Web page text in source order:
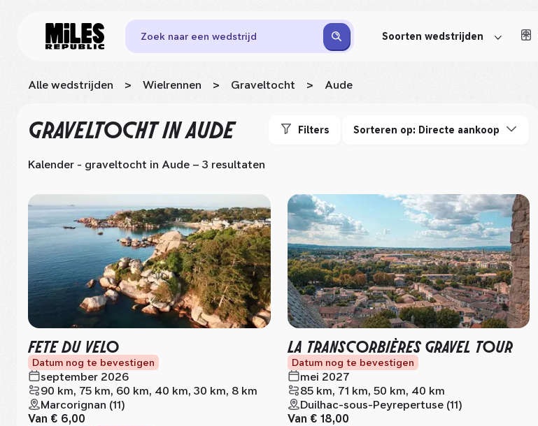
Zoek naar een wedstrijd Soorten wedstrijden
Alle wedstrijden > Wielrennen > Graveltocht > Aude
GRAVELTOCHTIN AUDE Filters Sorteren op: Directe aankoop
Kalender - graveltocht in Aude – 3 resultaten
FETE DU VELO
Datum nog te bevestigen
september 2026
90 km, 75 km, 60 km, 40 km, 30 km, 8 km
Marcorignan (11)
Van € 6,00
LA TRANSCORBIÈRES GRAVEL TOUR
Datum nog te bevestigen
mei 2027
85 km, 71 km, 50 km, 40 km
Duilhac-sous-Peyrepertuse (11)
Van € 18,00